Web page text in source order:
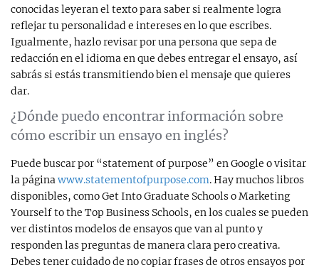
conocidas leyeran el texto para saber si realmente logra
reflejar tu personalidad e intereses en lo que escribes.
Igualmente, hazlo revisar por una persona que sepa de
redacción en el idioma en que debes entregar el ensayo, así
sabrás si estás transmitiendo bien el mensaje que quieres
dar.
¿Dónde puedo encontrar información sobre
cómo escribir un ensayo en inglés?
Puede buscar por “statement of purpose” en Google o visitar
la páginawww.statementofpurpose.com. Hay muchos libros
disponibles, como Get Into Graduate Schools o Marketing
Yourself to the Top Business Schools, en los cuales se pueden
ver distintos modelos de ensayos que van al punto y
responden las preguntas de manera clara pero creativa.
Debes tener cuidado de no copiar frases de otros ensayos por